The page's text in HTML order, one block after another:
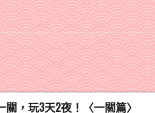
，玩3天2夜！〈一關篇〉